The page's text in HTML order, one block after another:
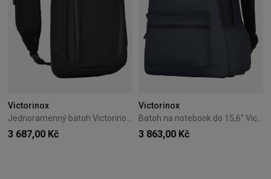
Victorinox
Jednoramenný batoh Victorinox Altmont Professional Tablet Sling Černý
3 687,00 Kč
Victorinox
Batoh na notebook do 15,6" Victorinox Altmont Original modrý
3 863,00 Kč